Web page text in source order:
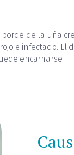
de la uña
e infectado.
encarnarse.